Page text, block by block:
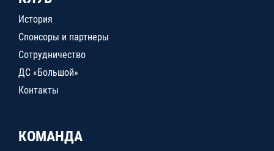
История
Спонсоры и партнеры
Сотрудничество
ДС «Большой»
Контакты
КОМАНДА